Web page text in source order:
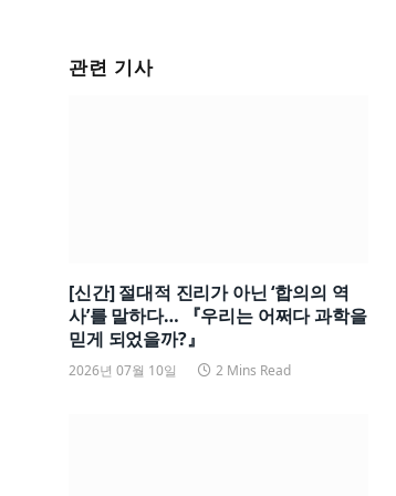
관련 기사
[신간] 절대적 진리가 아닌 ‘합의의 역
사’를 말하다… 『우리는 어쩌다 과학을
믿게 되었을까?』
2026년 07월 10일 2 Mins Read